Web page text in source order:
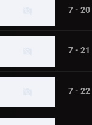
7 - 20
7 - 21
7 - 22